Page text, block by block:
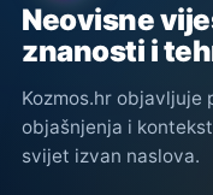
Neovisne
znanosti i
Kozmos.hr objavljuje
objašnjenja i
svijet izvan naslova.